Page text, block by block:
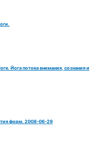
Йога потока внимания, сознания и
форм. 2008-06-29